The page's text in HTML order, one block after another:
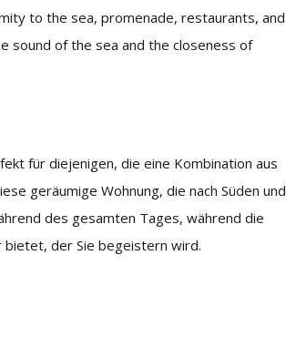
to the sea, promenade, restaurants, and
sound of the sea and the closeness of
für diejenigen, die eine Kombination aus
geräumige Wohnung, die nach Süden und
des gesamten Tages, während die
bietet, der Sie begeistern wird.